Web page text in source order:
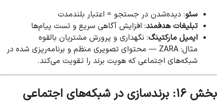
سئو: دیده‌شدن در جستجو = اعتبار بلندمدت
تبلیغات هدفمند: افزایش آگاهی سریع و تست پیام‌ها
ایمیل مارکتینگ: نگهداری و پرورش مشتریان بالقوه
مثال: ZARA — محتوای تصویری منظم و برنامه‌ریزی شده در
شبکه‌های اجتماعی که هویت برند را تقویت می‌کند.
بخش ۱۶: برندسازی در شبکه‌های اجتماعی